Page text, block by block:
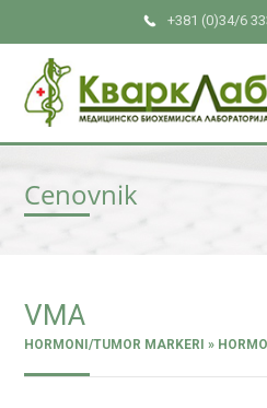
+381 (0)34/6
Cenovnik
VMA
HORMONI/TUMOR MARKERI »